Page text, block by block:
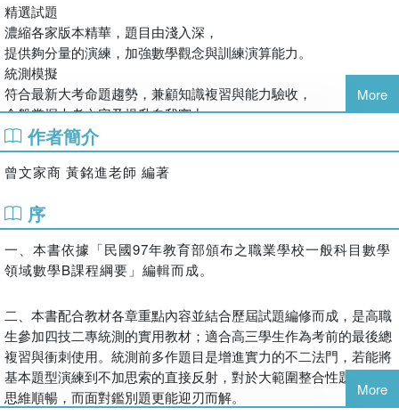
精選試題
濃縮各家版本精華，題目由淺入深，
提供夠分量的演練，加強數學觀念與訓練演算能力。
統測模擬
符合最新大考命題趨勢，兼顧知識複習與能力驗收，
全盤掌握大考內容及提升自我實力。
命題趨勢
提供各章歷屆試題統計表，命題趨勢一目了然。
歷屆試題
題題詳解
逐回附上詳盡解析，在家自學沒問題。
More
作者簡介
曾文家商 黃銘進老師 編著
序
一、本書依據「民國97年教育部頒布之職業學校一般科目數學
領域數學B課程綱要」編輯而成。
二、本書配合教材各章重點內容並結合歷屆試題編修而成，是高職
生參加四技二專統測的實用教材；適合高三學生作為考前的最後總
複習與衝刺使用。統測前多作題目是增進實力的不二法門，若能將
基本題型演練到不加思索的直接反射，對於大範圍整合性題型方能
思維順暢，而面對鑑別題更能迎刃而解。
More